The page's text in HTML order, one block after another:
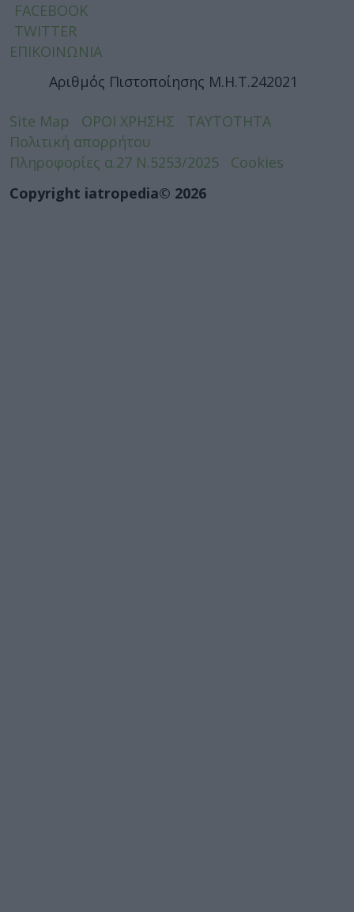
FACEBOOK
TWITTER
ΕΠΙΚΟΙΝΩΝΙΑ
Αριθμός Πιστοποίησης Μ.Η.Τ.242021
Site Map ΟΡΟΙ ΧΡΗΣΗΣ
ΤΑΥΤΟΤΗΤΑ
Πολιτική απορρήτου
Πληροφορίες α.27 Ν.5253/2025
Cookies
Copyright iatropedia© 2026